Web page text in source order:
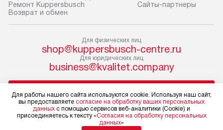
уточните это с менеджером.
учитывать, что если размеры
прибора не позволяют ему пройти
через дверной проем, сотрудники
транспортной службы не могут
демонтировать дверцы, ручки или
другие выступающие элементы, так
как это может привести к отказу
в гарантийном ремонте в будущем.
установленной
разблокировку
соединение
монтаж
на место с
подключение к
Ремонт Kuppersbusch
Возврат и обмен
Сайты-партнеры
Для физических лиц
shop@kuppersbusch-centre.ru
Для юридических лиц
business@kvalitet.company
Политика конфиденциальности
Условия продажи
Для работы нашего сайта используются cookie. Используя наш сайт,
вы предоставляете согласие на обработку ваших персональных
данных с помощью сервисов веб-аналитики (Cookie) и
присоединяетесь к тексту «Согласия на обработку персональных
данных»